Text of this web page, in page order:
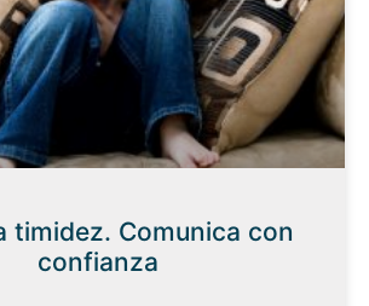
timidez. Comunica con
confianza